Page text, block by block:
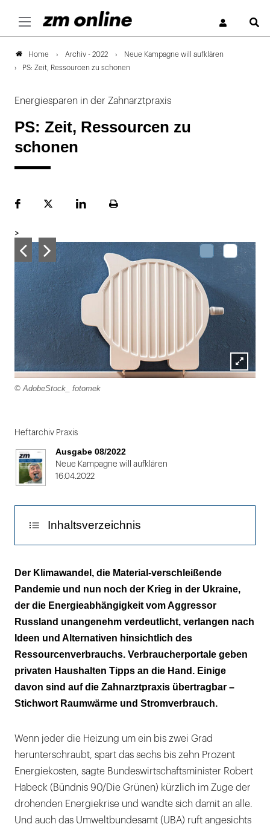
Home Archiv - 2022
Neue Kampagne will aufklären
PS: Zeit, Ressourcen zu schonen
Energiesparen in der Zahnarztpraxis
PS: Zeit, Ressourcen zu
schonen
FacebookPlattformLinekdInSeite
>
Lightbox
© AdobeStock_ fotomek
1
von
2
Heftarchiv Praxis
Ausgabe 08/2022
Neue Kampagne will aufklären
16.04.2022
Inhaltsverzeichnis
Raumwärme an Zeit und Zonen anpassen
Wärmepumpen mit Vorsicht erwägen
Strom fließt – immer
Der Klimawandel, die Material-verschleißende
Pandemie und nun noch der Krieg in der Ukraine,
der die Energieabhängigkeit vom Aggressor
Russland unangenehm verdeutlicht, verlangen nach
Ideen und Alternativen hinsichtlich des
Ressourcenverbrauchs. Verbraucherportale geben
privaten Haushalten Tipps an die Hand. Einige
davon sind auf die Zahnarztpraxis übertragbar –
Stichwort Raumwärme und Stromverbrauch.
Wenn jeder die Heizung um ein bis zwei Grad
herunterschraubt, spart das sechs bis zehn Prozent
Energiekosten, sagte Bundeswirtschaftsminister Robert
Habeck (Bündnis 90/Die Grünen) kürzlich im Zuge der
drohenden Energiekrise und wandte sich damit an alle.
Und auch das Umweltbundesamt (UBA) ruft angesichts